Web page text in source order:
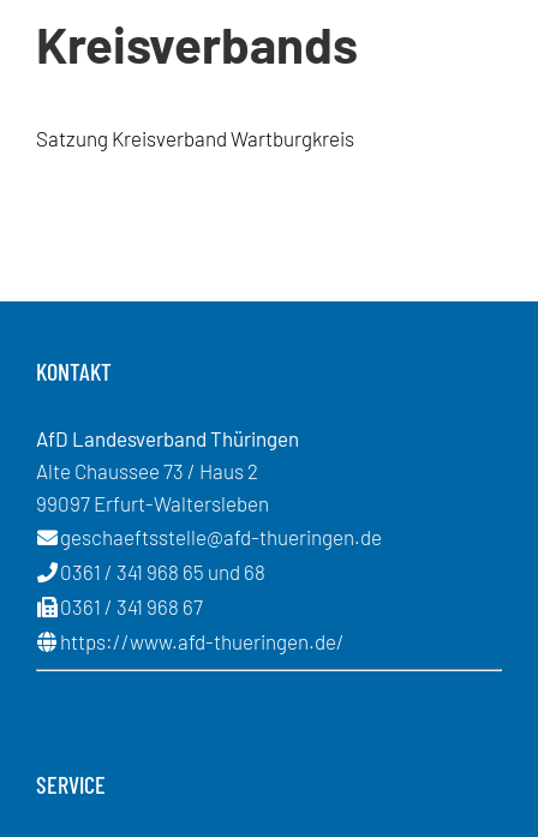
Kreisverbands
Satzung Kreisverband Wartburgkreis
KONTAKT
AfD Landesverband Thüringen
Alte Chaussee 73 / Haus 2
99097 Erfurt-Waltersleben
geschaeftsstelle@afd-thueringen.de
0361 / 341 968 65 und 68
0361 / 341 968 67
https://www.afd-thueringen.de/
SERVICE